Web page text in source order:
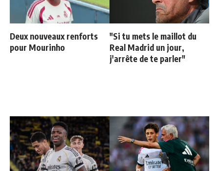
Deux nouveaux renforts
pour Mourinho
"Si tu mets le maillot du
Real Madrid un jour,
j'arrête de te parler"